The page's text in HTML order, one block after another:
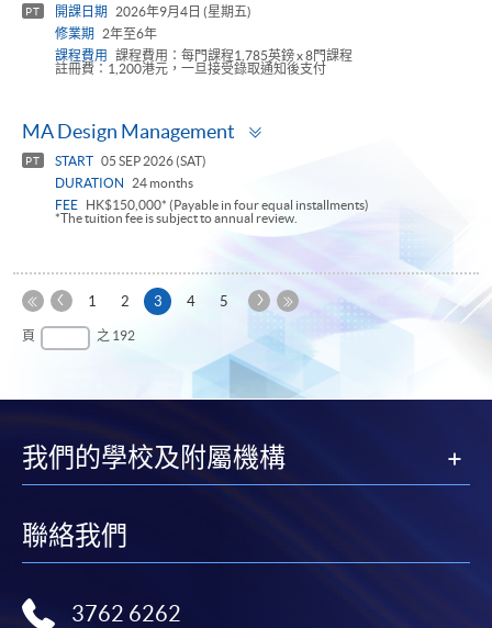
PT 開課日期
2026年9月4日 (星期五)
修業期
2年至6年
課程費用
課程費用：每門課程1,785英鎊 x 8門課程
註冊費：1,200港元，一旦接受錄取通知後支付
MA Design Management
PT START 05 SEP 2026 (SAT)
DURATION
24 months
FEE
HK$150,000* (Payable in four equal installments)
*The tuition fee is subject to annual review.
第
一
上
1 2 3本
4 5
下
頁
頁
頁 之 192
我們的學校及附屬機構
聯絡我們
3762 6262